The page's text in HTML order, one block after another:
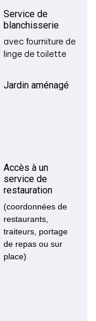
Service de
blanchisserie
avec fourniture de
linge de toilette
Jardin aménagé
Accès à un
service de
restauration
(coordonnées de
restaurants,
traiteurs, portage
de repas ou sur
place)